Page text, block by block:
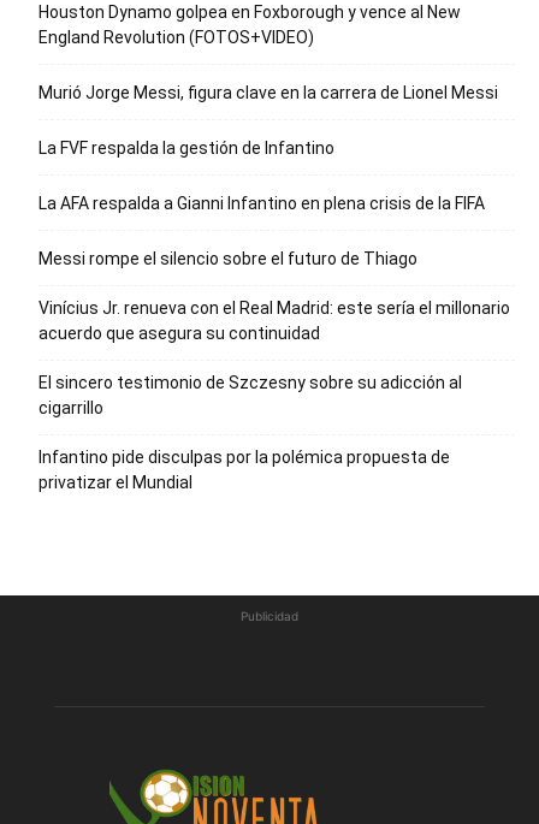
Houston Dynamo golpea en Foxborough y vence al New
England Revolution (FOTOS+VIDEO)
Murió Jorge Messi, figura clave en la carrera de Lionel Messi
La FVF respalda la gestión de Infantino
La AFA respalda a Gianni Infantino en plena crisis de la FIFA
Messi rompe el silencio sobre el futuro de Thiago
Vinícius Jr. renueva con el Real Madrid: este sería el millonario
acuerdo que asegura su continuidad
El sincero testimonio de Szczesny sobre su adicción al
cigarrillo
Infantino pide disculpas por la polémica propuesta de
privatizar el Mundial
Publicidad